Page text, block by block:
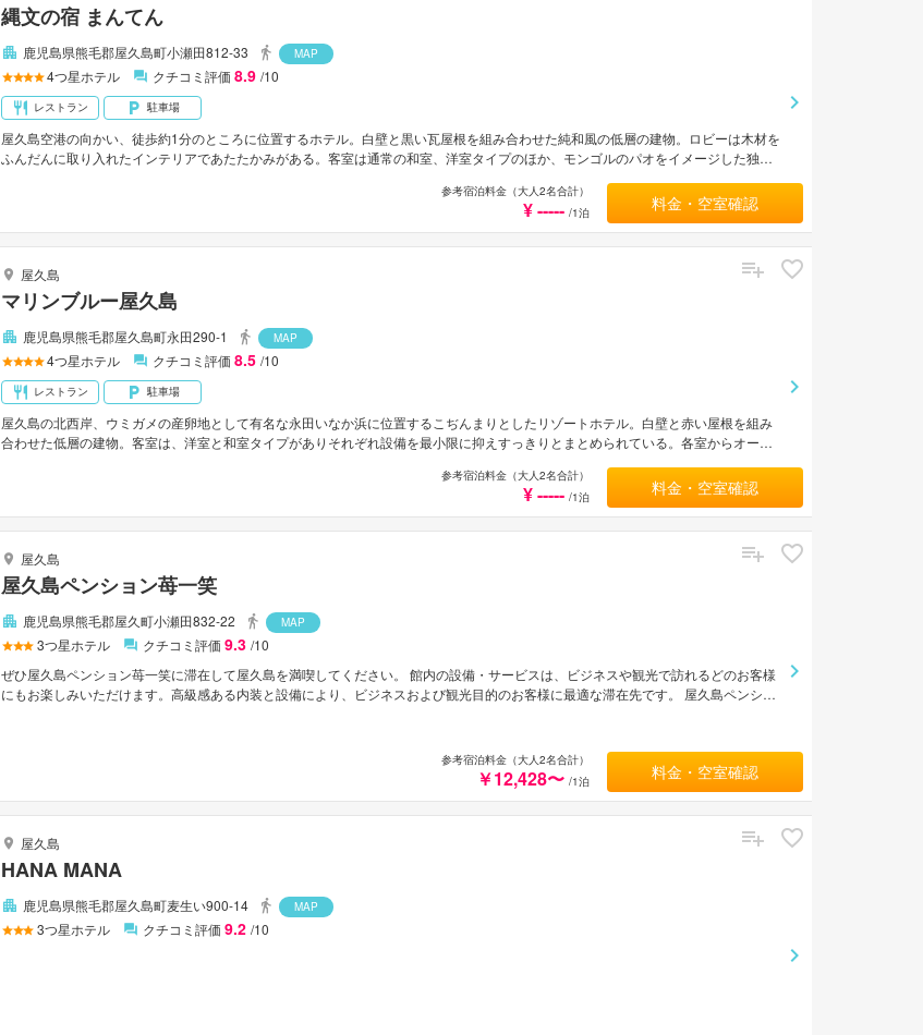
縄文の宿 まんてん
鹿児島県熊毛郡屋久島町小瀬田812-33 MAP
4つ星ホテル クチコミ評価8.9 /10
レストラン 駐車場
屋久島空港の向かい、徒歩約1分のところに位置するホテル。白壁と黒い瓦屋根を組み合わせた純和風の低層の建物。ロビーは木材を
ふんだんに取り入れたインテリアであたたかみがある。客室は通常の和室、洋室タイプのほか、モンゴルのパオをイメージした独立
浴、サウナが楽しめる充実した天然温泉施設、リラクゼーション施設、売店などがある。宮之浦港、安房港からそれぞれ車で約15
参考宿泊料金（大人2名合計）
¥ ----- /1泊 料金・空室確認
屋久島
マリンブルー屋久島
鹿児島県熊毛郡屋久島町永田290-1 MAP
4つ星ホテル クチコミ評価8.5 /10
レストラン 駐車場
屋久島の北西岸、ウミガメの産卵地として有名な永田いなか浜に位置するこぢんまりとしたリゾートホテル。白壁と赤い屋根を組み
合わせた低層の建物。客室は、洋室と和室タイプがありそれぞれ設備を最小限に抑えすっきりとまとめられている。各室からオーシ
の付帯施設がある。宮之浦港から車で約45分。屋久島空港から車で約1時間。参考宿泊料金（大人2名合計）
¥ ----- /1泊 料金・空室確認
屋久島
屋久島ペンション苺一笑
鹿児島県熊毛郡屋久町小瀬田832-22 MAP
3つ星ホテル クチコミ評価 9.3 /10
ぜひ屋久島ペンション苺一笑に滞在して屋久島を満喫してください。 館内の設備・サービスは、ビジネスや観光で訪れるどのお客様
にもお楽しみいただけます。高級感ある内装と設備により、ビジネスおよび観光目的のお客様に最適な滞在先です。 屋久島ペンショ
まなレクリエーションをご体験いただけます。 行き届いたサービスとプロフェッショナルな姿勢で屋久島ペンション苺一笑のスタッ
参考宿泊料金（大人2名合計）
￥12,428〜 /1泊 料金・空室確認
屋久島
HANA MANA
鹿児島県熊毛郡屋久島町麦生い900-14 MAP
3つ星ホテル クチコミ評価 9.2 /10